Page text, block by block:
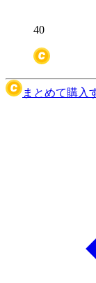
40
まとめて購入